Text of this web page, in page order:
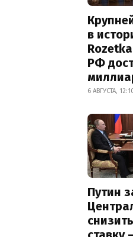
в
РФ
6 АВГУСТА,
Путин